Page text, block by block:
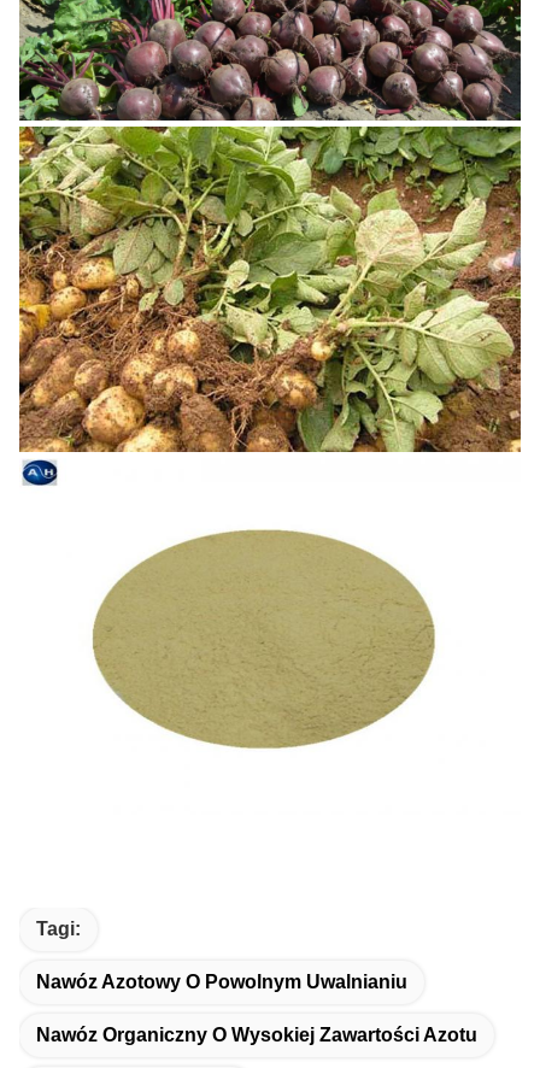
Tagi:
Nawóz Azotowy O Powolnym Uwalnianiu
Nawóz Organiczny O Wysokiej Zawartości Azotu